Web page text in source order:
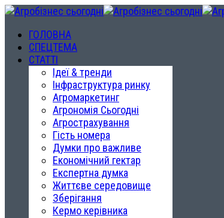
ГОЛОВНА
СПЕЦТЕМА
СТАТТІ
Ідеї & тренди
Інфраструктура ринку
Агромаркетинг
Агрономія Сьогодні
Агрострахування
Гість номера
Думки про важливе
Економічний гектар
Експертна думка
Життєве середовище
Зберігання
Кермо керівника